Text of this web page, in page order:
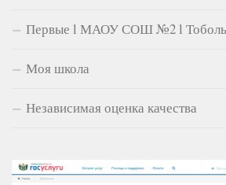
Первые l МАОУ СОШ №2 l
Моя школа
Независимая оценка качества